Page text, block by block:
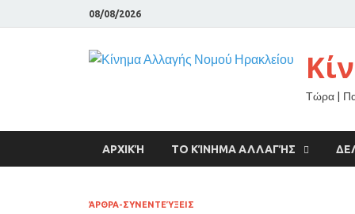
08/08/2026
Τώρα |
ΑΡΧΙΚΉ ΤΟ ΚΊΝΗΜΑ ΑΛΛΑΓΉΣ
ΆΡΘΡΑ-ΣΥΝΕΝΤΕΎΞΕΙΣ